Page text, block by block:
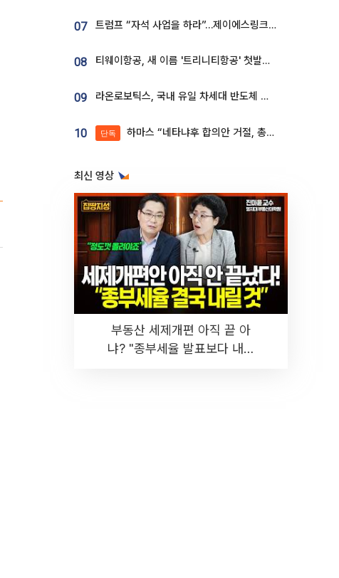
07 트럼프 “자석 사업을 하라”…제이에스링크, 비중국 영구자석 공급망 구축 속도
08 티웨이항공, 새 이름 '트리니티항공' 첫발…SSC 전략 본격화
09 라온로보틱스, 국내 유일 차세대 반도체 공정 로봇 개발 ‘고객사 테스트 진행’
10 단독 하마스 “네타냐후 합의안 거절, 총선 앞두고 시간 끌기”
최신 영상
부동산 세제개편 아직 끝 아
냐? "종부세율 발표보다 내릴